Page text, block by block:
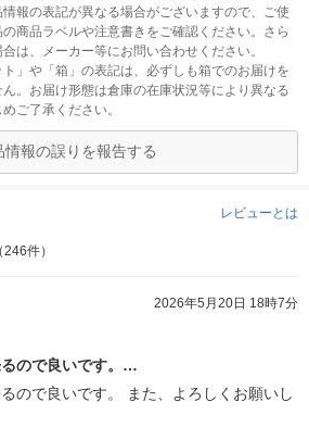
報の表記が異なる場合がございますので、ご使
商品ラベルや注意書きをご確認ください。さら
は、メーカー等にお問い合わせください。
」や「箱」の表記は、必ずしも箱でのお届けを
。お届け形態は倉庫の在庫状況等により異なる
ご了承ください。
情報の誤りを報告する
レビューとは
（246件）
2026年5月20日 18時7分
ので良いです。…
ので良いです。 また、よろしくお願いし